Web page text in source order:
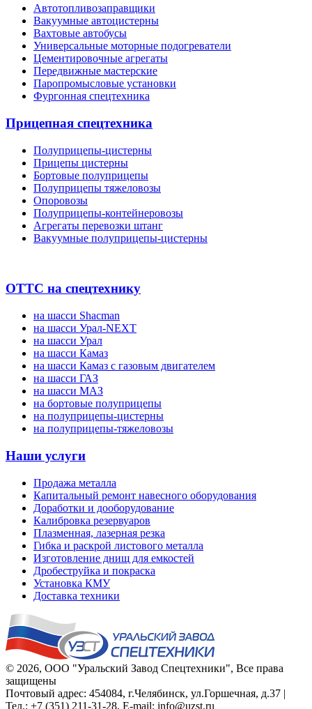
Автотопливозаправщики
Вакуумные автоцистерны
Вахтовые автобусы
Универсальные моторные подогреватели
Цементировочные агрегаты
Передвижные мастерские
Паропромысловые установки
Фургонная спецтехника
Прицепная спецтехника
Полуприцепы-цистерны
Прицепы цистерны
Бортовые полуприцепы
Полуприцепы тяжеловозы
Опоровозы
Полуприцепы-контейнеровозы
Агрегаты перевозки штанг
Вакуумные полуприцепы-цистерны
ОТТС на спецтехнику
на шасси Shacman
на шасси Урал-NEXT
на шасси Урал
на шасси Камаз
на шасси Камаз с газовым двигателем
на шасси ГАЗ
на шасси МАЗ
на бортовые полуприцепы
на полуприцепы-цистерны
на полуприцепы-тяжеловозы
Наши услуги
Продажа металла
Капитальный ремонт навесного оборудования
Доработки и дооборудование
Калибровка резервуаров
Плазменная, лазерная резка
Гибка и раскрой листового металла
Изготовление днищ для емкостей
Дробеструйка и покраска
Установка КМУ
Доставка техники
© 2026, ООО "Уральский Завод Спецтехники", Все права
защищены
Почтовый адрес: 454084, г.Челябинск, ул.Горшечная, д.37 |
Тел.: +7 (351) 211-31-28, E-mail: info@uzst.ru